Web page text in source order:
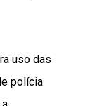
uso das
polícia